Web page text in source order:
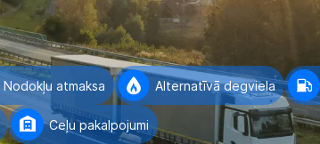
Nodokļu atmaksa Alternatīvā degviela
Ceļu pakalpojumi